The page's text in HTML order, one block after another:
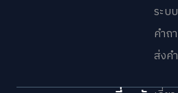
ระบ
คำถ
ส่งค